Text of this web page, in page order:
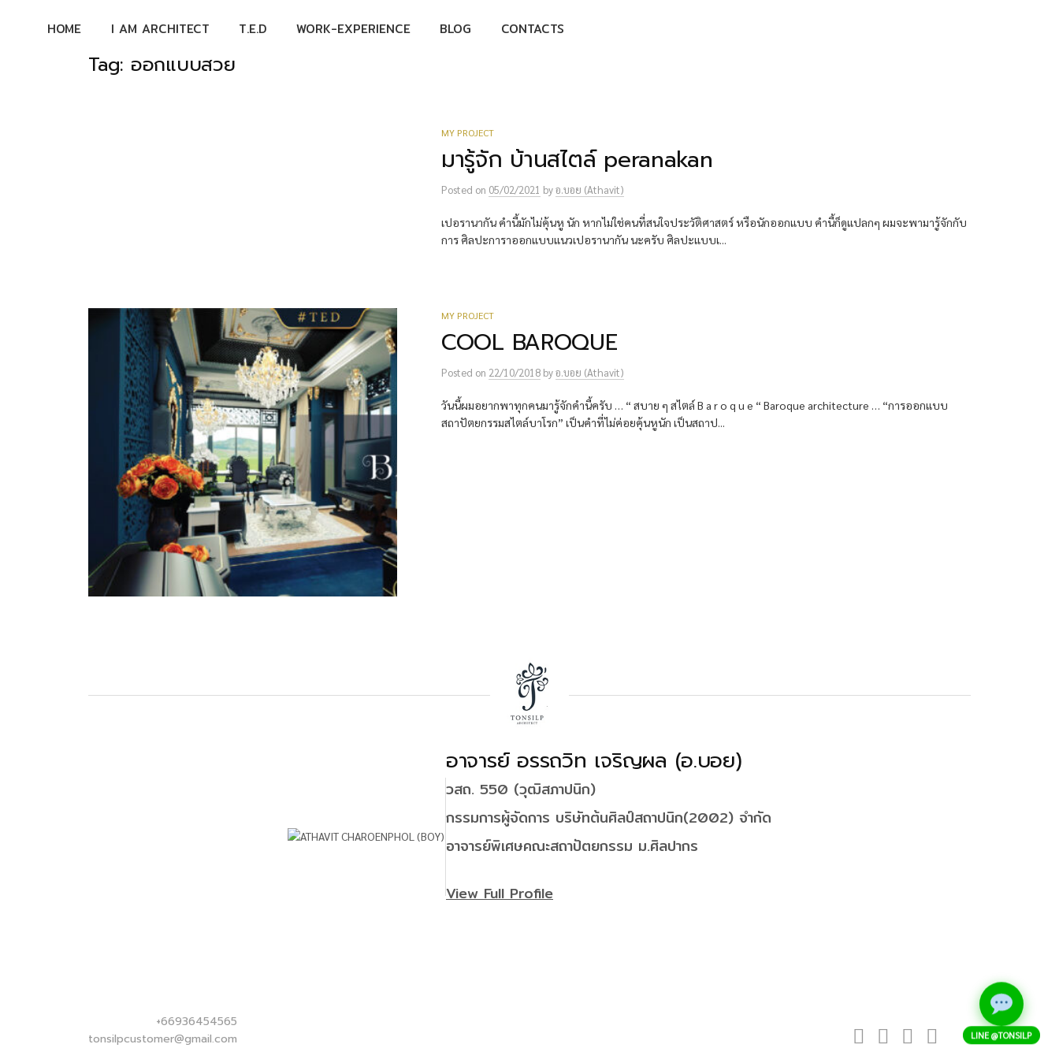
HOME I AM ARCHITECT T.E.D WORK-EXPERIENCE BLOG CONTACTS
Tag: ออกแบบสวย
MY PROJECT
มารู้จัก บ้านสไตล์ peranakan
Posted on 05/02/2021 byอ.บอย (Athavit)
เปอรานากัน คำนี้มักไม่คุ้นหู นัก หากไม่ใช่คนที่สนใจประวัติศาสตร์ หรือนักออกแบบ คำนี้ก็ดูแปลกๆ ผมจะพามารู้จักกับ
การ ศิลปะการาออกแบบแนวเปอรานากัน นะครับ ศิลปะแบบเ...
MY PROJECT
COOL BAROQUE
Posted on 22/10/2018 byอ.บอย (Athavit)
วันนี้ผมอยากพาทุกคนมารู้จักคำนี้ครับ … “ สบาย ๆ สไตล์ B a r o q u e “ Baroque architecture … “การออกแบบ
สถาปัตยกรรมสไตล์บาโรก” เป็นคำที่ไม่ค่อยคุ้นหูนัก เป็นสถาป...
อาจารย์ อรรถวิท เจริญผล (อ.บอย)
วสถ. 550 (วุฒิสภาปนิก)
กรรมการผู้จัดการ บริษัทต้นศิลป์สถาปนิก(2002) จำกัด
อาจารย์พิเศษคณะสถาปัตยกรรม ม.ศิลปากร
View Full Profile
+66936454565
tonsilpcustomer@gmail.com
FacebookPinterestTwitterLine
LINE @TONSILP